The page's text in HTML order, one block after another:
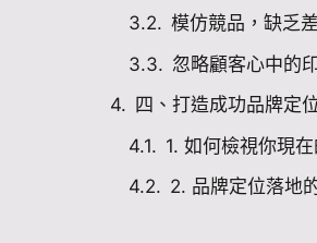
模仿競品，缺乏
忽略顧客心中的
四、打造成功品牌定
1. 如何檢視你現
2. 品牌定位落地